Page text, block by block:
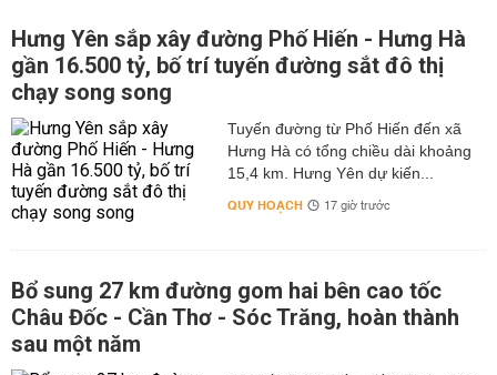
Hưng Yên sắp xây đường Phố Hiến - Hưng Hà
gần 16.500 tỷ, bố trí tuyến đường sắt đô thị
chạy song song
Tuyến đường từ Phố Hiến đến xã
Hưng Hà có tổng chiều dài khoảng
15,4 km. Hưng Yên dự kiến...
QUY HOẠCH 17 giờ trước
Bổ sung 27 km đường gom hai bên cao tốc
Châu Đốc - Cần Thơ - Sóc Trăng, hoàn thành
sau một năm